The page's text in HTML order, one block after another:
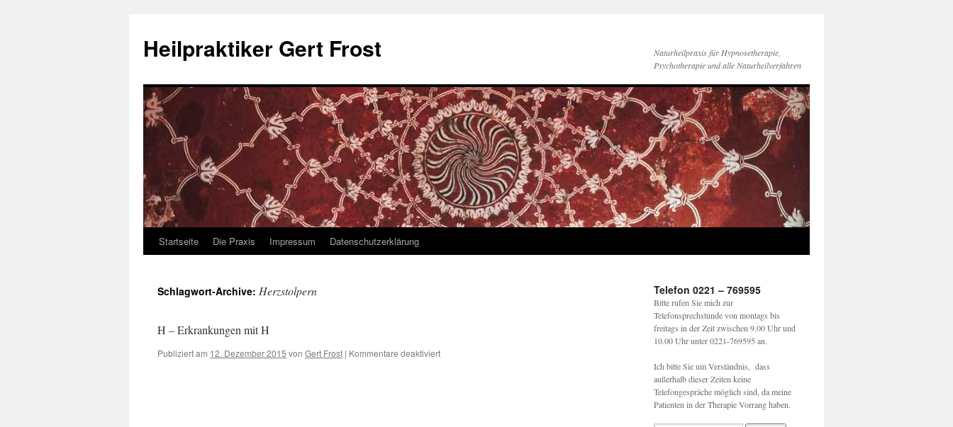
Heilpraktiker Gert Frost
Naturheilpraxis für Hypnosetherapie,
Psychotherapie und alle Naturheilverfahren
Zum
springen
Startseite Die Praxis Impressum Datenschutzerklärung
Schlagwort-Archive: Herzstolpern
H – Erkrankungen mit H
Publiziert am 12. Dezember 2015 von Gert Frost | Kommentare deaktiviertfür
Telefon 0221 – 769595
Bitte rufen Sie mich zur
Telefonsprechstunde von montags bis
freitags in der Zeit zwischen 9.00 Uhr und
10.00 Uhr unter 0221-769595 an.
Ich bitte Sie um Verständnis, dass
außerhalb dieser Zeiten keine
Telefongespräche möglich sind, da meine
Patienten in der Therapie Vorrang haben.